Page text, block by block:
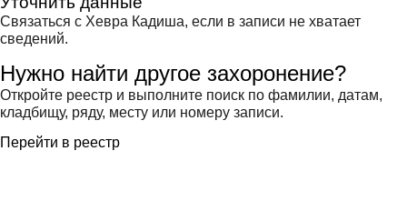
Связаться с Хевра Кадиша, если в записи не хватает
сведений.
Нужно найти другое захоронение?
Откройте реестр и выполните поиск по фамилии, датам,
кладбищу, ряду, месту или номеру записи.
Перейти в реестр